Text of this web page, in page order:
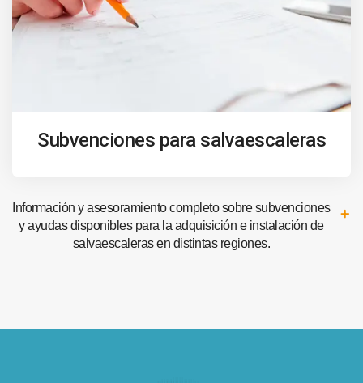
Subvenciones para salvaescaleras
Información y asesoramiento completo sobre subvenciones
y ayudas disponibles para la adquisición e instalación de
salvaescaleras en distintas regiones.